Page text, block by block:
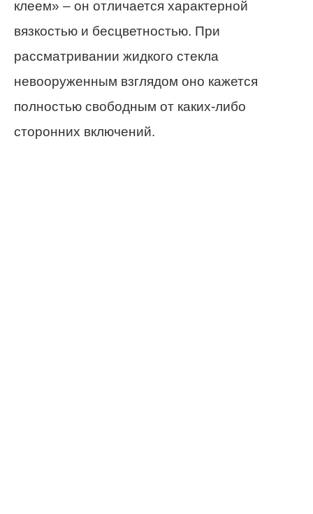
клеем» – он отличается характерной
вязкостью и бесцветностью. При
рассматривании жидкого стекла
невооруженным взглядом оно кажется
полностью свободным от каких-либо
сторонних включений.